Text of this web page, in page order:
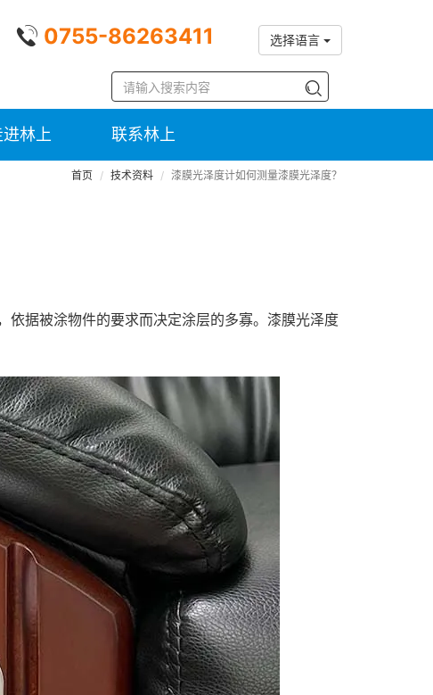
0755-86263411 选择语言
进林上 联系林上
首页 技术资料 漆膜光泽度计如何测量漆膜光泽度？
据被涂物件的要求而决定涂层的多寡。漆膜光泽度